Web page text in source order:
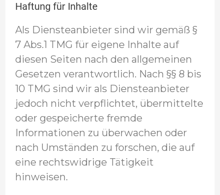
Haftung für Inhalte
Als Diensteanbieter sind wir gemäß §
7 Abs.1 TMG für eigene Inhalte auf
diesen Seiten nach den allgemeinen
Gesetzen verantwortlich. Nach §§ 8 bis
10 TMG sind wir als Diensteanbieter
jedoch nicht verpflichtet, übermittelte
oder gespeicherte fremde
Informationen zu überwachen oder
nach Umständen zu forschen, die auf
eine rechtswidrige Tätigkeit
hinweisen.